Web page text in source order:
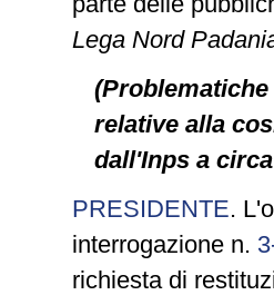
Lega Nord
relative alla
dall'Inps a
PRESIDENTE.
interrogazione n.
richiesta di